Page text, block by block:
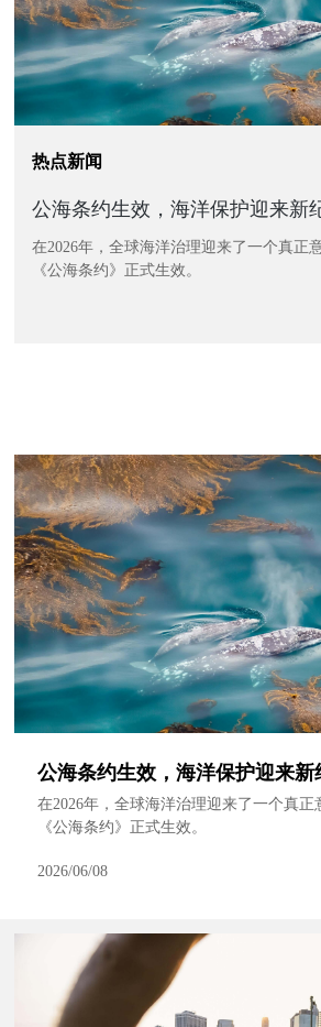
热点新闻
公海条约生效，海洋保护迎来新
在2026年，全球海洋治理迎来了一个真
《公海条约》正式生效。
公海条约生效，海洋保护迎来新
在2026年，全球海洋治理迎来了一个真
《公海条约》正式生效。
2026/06/08